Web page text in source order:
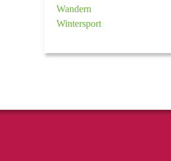
Wandern
Wintersport